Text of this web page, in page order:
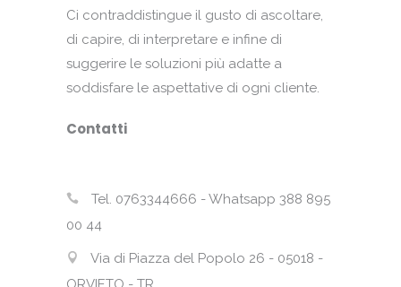
Ci contraddistingue il gusto di ascoltare,
di capire, di interpretare e infine di
suggerire le soluzioni più adatte a
soddisfare le aspettative di ogni cliente.
Contatti
Tel. 0763344666 - Whatsapp 388 895
00 44
Via di Piazza del Popolo 26 - 05018 -